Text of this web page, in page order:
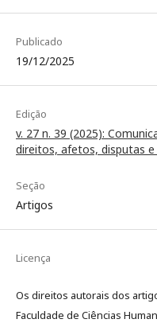
Publicado
19/12/2025
Edição
v. 27 n. 39 (2025):
direitos, afetos, disputas e
Seção
Artigos
Licença
Os direitos autorais dos
Faculdade de Ciências